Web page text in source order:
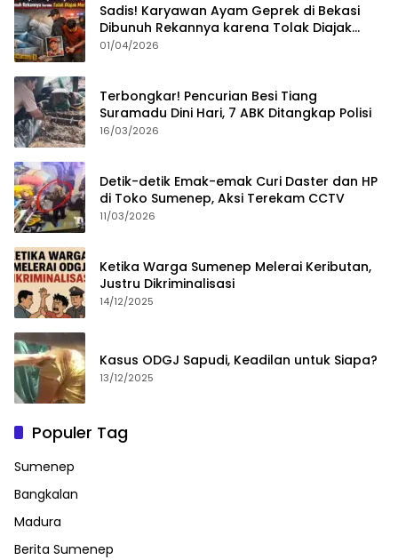
Sadis! Karyawan Ayam Geprek di Bekasi
Dibunuh Rekannya karena Tolak Diajak
Merampok Majikan
01/04/2026
Terbongkar! Pencurian Besi Tiang
Suramadu Dini Hari, 7 ABK Ditangkap Polisi
16/03/2026
Detik-detik Emak-emak Curi Daster dan HP
di Toko Sumenep, Aksi Terekam CCTV
11/03/2026
Ketika Warga Sumenep Melerai Keributan,
Justru Dikriminalisasi
14/12/2025
Kasus ODGJ Sapudi, Keadilan untuk Siapa?
13/12/2025
Populer Tag
Sumenep
Bangkalan
Madura
Berita Sumenep